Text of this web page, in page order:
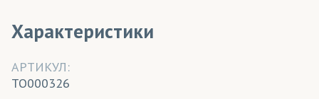
Характеристики
АРТИКУЛ:
TO000326